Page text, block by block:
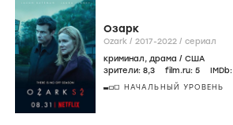
Озарк
Ozark / 2017-2022 / сериал
криминал, драма / США
зрители: 8,3 film.ru: 5 IMDb:
НАЧАЛЬНЫЙ УРОВЕНЬ